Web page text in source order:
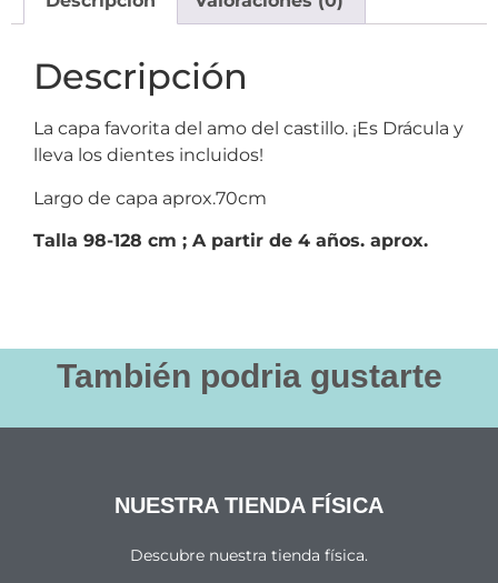
Descripción
La capa favorita del amo del castillo. ¡Es Drácula y
lleva los dientes incluidos!
Largo de capa aprox.70cm
Talla 98-128 cm ; A partir de 4 años. aprox.
También podria gustarte
NUESTRA TIENDA FÍSICA
Descubre nuestra tienda física.